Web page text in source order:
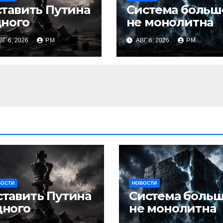
Путина
6, 2026 РМ
Система
не монолитна
АВГ 6, 2026 РМ
Путина
НОВОСТИ
Система
не монолитна